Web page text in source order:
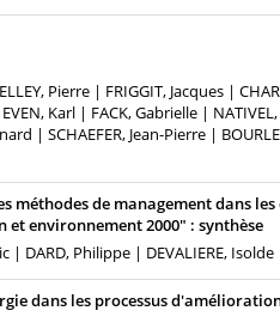
Pierre | FRIGGIT, Jacques |
Karl | FACK, Gabrielle |
| SCHAEFER, Jean-Pierre |
méthodes de management dans
environnement 2000" : synthèse
| DARD, Philippe | DEVALIERE,
dans les processus